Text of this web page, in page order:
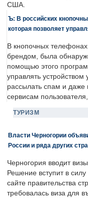
США.
Ъ: В российских
которая позволяет
В кнопочных
брендом, была
помощью этого
управлять устройством
рассылать спам и даже
сервисам
ТУРИЗМ
Власти Черногории
России и ряда других
Черногория вводит
Решение вступит в
сайте правительства
требовалась виза для